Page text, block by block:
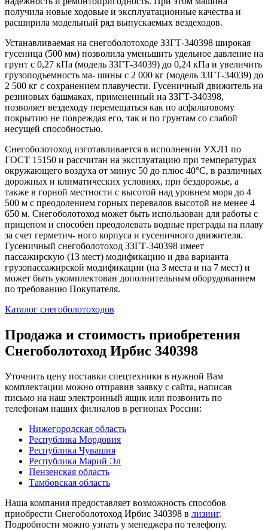
получила новые ходовые и эксплуатационные качества и
расширила модельный ряд выпускаемых вездеходов.
Устанавливаемая на снегоболотоходе ЗЗГТ-340398 широкая
гусеница (500 мм) позволила уменьшить удельное давление на
грунт с 0,27 кПа (модель ЗЗГТ-34039) до 0,24 кПа и увеличить
грузоподъемность ма- шины с 2 000 кг (модель ЗЗГТ-34039) до
2 500 кг с сохранением плавучести. Гусеничный движитель на
резиновых башмаках, примененный на ЗЗГТ-340398,
позволяет вездеходу перемещаться как по асфальтовому
покрытию не повреждая его, так и по грунтам со слабой
несущей способностью.
Снегоболотоход изготавливается в исполнении УХЛ1 по
ГОСТ 15150 и рассчитан на эксплуатацию при температурах
окружающего воздуха от минус 50 до плюс 40°С, в различных
дорожных и климатических условиях, при бездорожье, а
также в горной местности с высотой над уровнем моря до 4
500 м с преодолением горных перевалов высотой не менее 4
650 м. Снегоболотоход может быть использован для работы с
прицепом и способен преодолевать водные преграды на плаву
за счет герметич- ного корпуса и гусеничного движителя.
Гусеничный снегоболотоход ЗЗГТ-340398 имеет
пассажирскую (13 мест) модификацию и два варианта
грузопассажирской модификации (на 3 места и на 7 мест) и
может быть укомплектован дополнительным оборудованием
по требованию Покупателя.
Каталог снегоболотоходов
Продажа и cтоимость приобретения
Снегоболотоход Ирбис 340398
Уточнить цену поставки спецтехники в нужной Вам
комплектации можно отправив заявку с сайта, написав
письмо на наш электронный ящик или позвонить по
телефонам наших филиалов в регионах России:
Нижегородская область
Республика Мордовия
Республика Чувашия
Республика Марий Эл
Пензенская область
Тамбовская область
Наша компания предоставляет возможность способов
приобрести Снегоболотоход Ирбис 340398 в лизинг.
Подробности можно узнать у менеджера по телефону.